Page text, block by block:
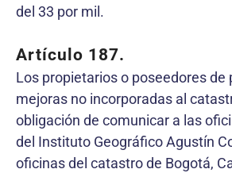
del 33 por mil.
Artículo 187.
Los propietarios o poseedores de
mejoras no incorporadas al
obligación de comunicar a las
del Instituto Geográfico Agustín
oficinas del catastro de Bogotá,